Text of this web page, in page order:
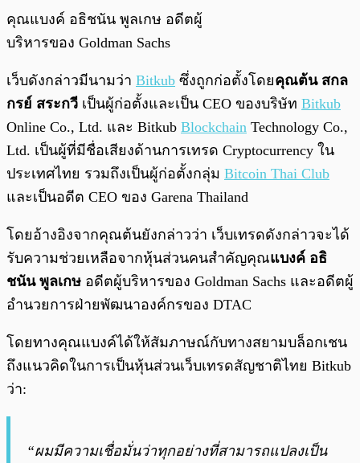
คุณแบงค์ อธิชนัน พูลเกษ อดีตผู้
บริหารของ Goldman Sachs
เว็บดังกล่าวมีนามว่า Bitkub ซึ่งถูกก่อตั้งโดยคุณต้น สกล
กรย์ สระกวี เป็นผู้ก่อตั้งและเป็น CEO ของบริษัท Bitkub
Online Co., Ltd. และ Bitkub Blockchain Technology Co.,
Ltd. เป็นผู้ที่มีชื่อเสียงด้านการเทรด Cryptocurrency ใน
ประเทศไทย รวมถึงเป็นผู้ก่อตั้งกลุ่ม Bitcoin Thai Club
และเป็นอดีต CEO ของ Garena Thailand
โดยอ้างอิงจากคุณต้นยังกล่าวว่า เว็บเทรดดังกล่าวจะได้
รับความช่วยเหลือจากหุ้นส่วนคนสำคัญคุณแบงค์ อธิ
ชนัน พูลเกษ อดีตผู้บริหารของ Goldman Sachs และอดีตผู้
อำนวยการฝ่ายพัฒนาองค์กรของ DTAC
โดยทางคุณแบงค์ได้ให้สัมภาษณ์กับทางสยามบล็อกเชน
ถึงแนวคิดในการเป็นหุ้นส่วนเว็บเทรดสัญชาติไทย Bitkub
ว่า:
“ผมมีความเชื่อมั่นว่าทุกอย่างที่สามารถแปลงเป็น